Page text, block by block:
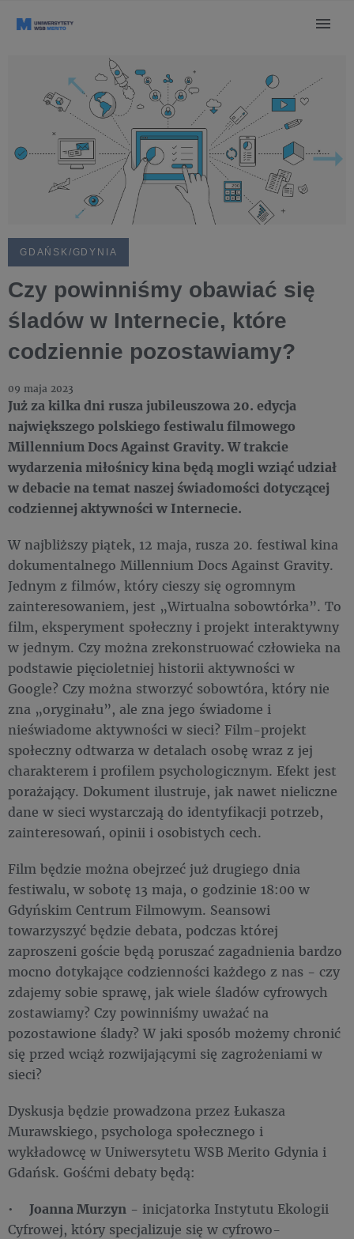
GDAŃSK/GDYNIA
Czy powinniśmy obawiać się
śladów w Internecie, które
codziennie pozostawiamy?
09 maja 2023
Już za kilka dni rusza jubileuszowa 20. edycja
największego polskiego festiwalu filmowego
Millennium Docs Against Gravity. W trakcie
wydarzenia miłośnicy kina będą mogli wziąć udział
w debacie na temat naszej świadomości dotyczącej
codziennej aktywności w Internecie.
W najbliższy piątek, 12 maja, rusza 20. festiwal kina
dokumentalnego Millennium Docs Against Gravity.
Jednym z filmów, który cieszy się ogromnym
zainteresowaniem, jest „Wirtualna sobowtórka”. To
film, eksperyment społeczny i projekt interaktywny
w jednym. Czy można zrekonstruować człowieka na
podstawie pięcioletniej historii aktywności w
Google? Czy można stworzyć sobowtóra, który nie
zna „oryginału”, ale zna jego świadome i
nieświadome aktywności w sieci? Film-projekt
społeczny odtwarza w detalach osobę wraz z jej
charakterem i profilem psychologicznym. Efekt jest
porażający. Dokument ilustruje, jak nawet nieliczne
dane w sieci wystarczają do identyfikacji potrzeb,
zainteresowań, opinii i osobistych cech.
Film będzie można obejrzeć już drugiego dnia
festiwalu, w sobotę 13 maja, o godzinie 18:00 w
Gdyńskim Centrum Filmowym. Seansowi
towarzyszyć będzie debata, podczas której
zaproszeni goście będą poruszać zagadnienia bardzo
mocno dotykające codzienności każdego z nas - czy
zdajemy sobie sprawę, jak wiele śladów cyfrowych
zostawiamy? Czy powinniśmy uważać na
pozostawione ślady? W jaki sposób możemy chronić
się przed wciąż rozwijającymi się zagrożeniami w
sieci?
Dyskusja będzie prowadzona przez Łukasza
Murawskiego, psychologa społecznego i
wykładowcę w Uniwersytetu WSB Merito Gdynia i
Gdańsk. Gośćmi debaty będą:
• Joanna Murzyn - inicjatorka Instytutu Ekologii
Cyfrowej, który specjalizuje się w cyfrowo-